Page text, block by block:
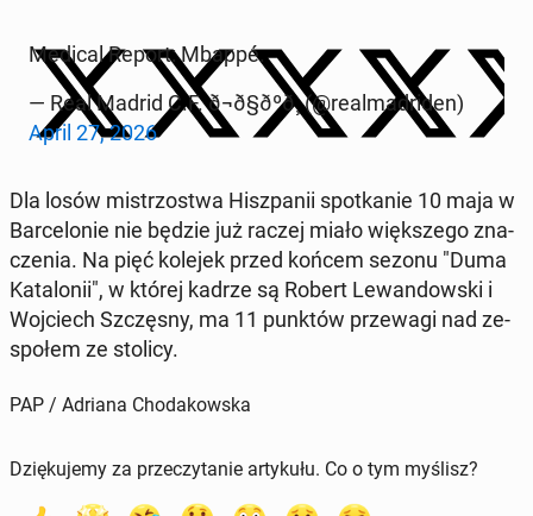
Medical Report: Mbappé.
— Real Madrid C.F. ð¬ð§ðºð¸ (@re­al­ma­dri­den)
April 27, 2026
Dla losów mi­strzo­stwa Hisz­pa­nii spo­tka­nie 10 maja w
Bar­ce­lo­nie nie będzie już raczej miało więk­sze­go zna­
cze­nia. Na pięć kolejek przed końcem sezonu "Duma
Ka­ta­lo­nii", w której kadrze są Robert Le­wan­dow­ski i
Woj­ciech Szczę­sny, ma 11 punktów prze­wa­gi nad ze­
spo­łem ze stolicy.
PAP / Adriana Chodakowska
Dziękujemy za przeczytanie artykułu. Co o tym myślisz?